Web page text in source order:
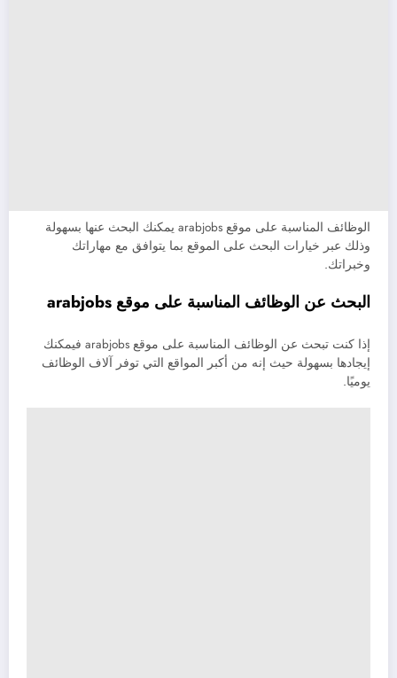
الوظائف المناسبة على موقع arabjobs يمكنك البحث عنها بسهولة
وذلك عبر خيارات البحث على الموقع بما يتوافق مع مهاراتك
وخبراتك.
البحث عن الوظائف المناسبة على موقع arabjobs
إذا كنت تبحث عن الوظائف المناسبة على موقع arabjobs فيمكنك
إيجادها بسهولة حيث إنه من أكبر المواقع التي توفر آلاف الوظائف
يوميًا.